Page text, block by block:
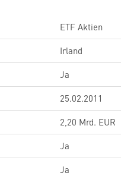
ETF Aktien
Irland
Ja
25.02.2011
2,20 Mrd. EUR
Ja
Ja